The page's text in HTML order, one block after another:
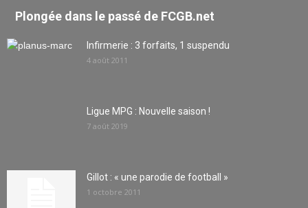
Plongée dans le passé de FCGB.net
Infirmerie : 3 forfaits, 1 suspendu
4 août 2011
Ligue MPG : Nouvelle saison !
7 août 2019
Gillot : « une parodie de football »
1 octobre 2011